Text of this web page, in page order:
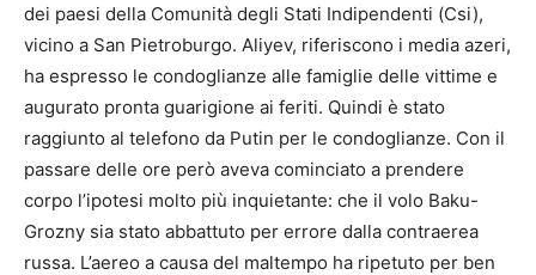
dei paesi della Comunità degli Stati Indipendenti (Csi),
vicino a San Pietroburgo. Aliyev, riferiscono i media azeri,
ha espresso le condoglianze alle famiglie delle vittime e
augurato pronta guarigione ai feriti. Quindi è stato
raggiunto al telefono da Putin per le condoglianze. Con il
passare delle ore però aveva cominciato a prendere
corpo l’ipotesi molto più inquietante: che il volo Baku-
Grozny sia stato abbattuto per errore dalla contraerea
russa. L’aereo a causa del maltempo ha ripetuto per ben